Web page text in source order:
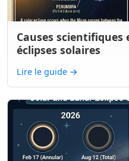
Causes scientifiques
éclipses solaires
Lire le guide →